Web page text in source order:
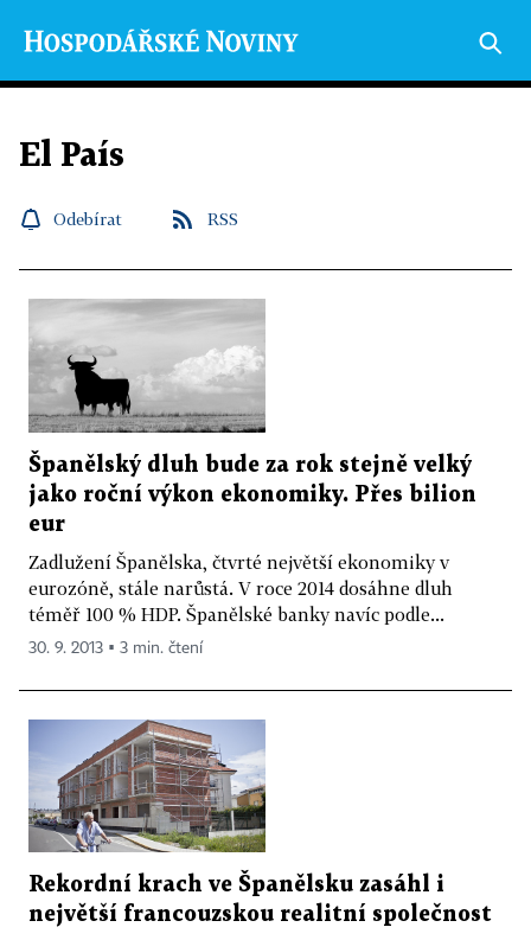
El País
Odebírat RSS
Španělský dluh bude za rok stejně velký
jako roční výkon ekonomiky. Přes bilion
eur
Zadlužení Španělska, čtvrté největší ekonomiky v
eurozóně, stále narůstá. V roce 2014 dosáhne dluh
téměř 100 % HDP. Španělské banky navíc podle...
30. 9. 2013 ▪ 3 min. čtení
Rekordní krach ve Španělsku zasáhl i
největší francouzskou realitní společnost